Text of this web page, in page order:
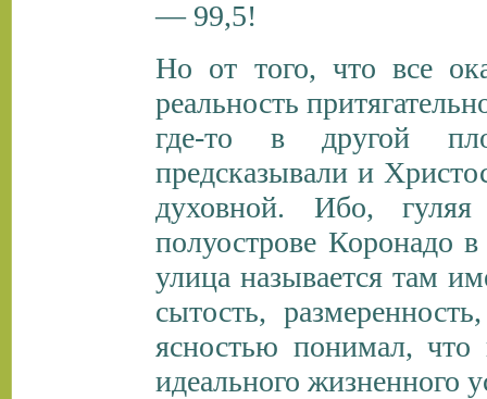
— 99,5!
Но от того, что все
реальность
где-то в другой
предсказывали и
духовной. Ибо,
полуострове Коронадо
улица называется там
сытость,
ясностью понимал,
идеального жизненного